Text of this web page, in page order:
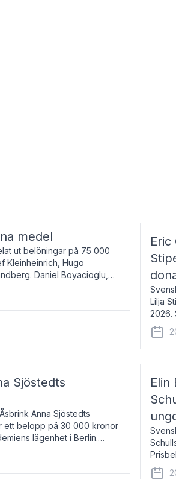
medel
ut belöningar på 75 000
Kleinheinrich, Hugo
Daniel Boyacioglu,
Eric
Lilja
2026.
född
Sjöstedts
Anna Sjöstedts
ett belopp på 30 000 kronor
lägenhet i Berlin.
Elin